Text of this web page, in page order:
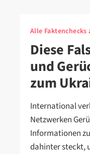
Alle Faktenchecks
Diese
und
zum
International
Netzwerken
Informationen
dahinter steckt,